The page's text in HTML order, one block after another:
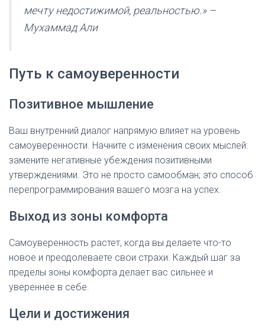
мечту недостижимой, реальностью.» –
Мухаммад Али
Путь к самоуверенности
Позитивное мышление
Ваш внутренний диалог напрямую влияет на уровень
самоуверенности. Начните с изменения своих мыслей:
замените негативные убеждения позитивными
утверждениями. Это не просто самообман; это способ
перепрограммирования вашего мозга на успех.
Выход из зоны комфорта
Самоуверенность растет, когда вы делаете что-то
новое и преодолеваете свои страхи. Каждый шаг за
пределы зоны комфорта делает вас сильнее и
увереннее в себе.
Цели и достижения